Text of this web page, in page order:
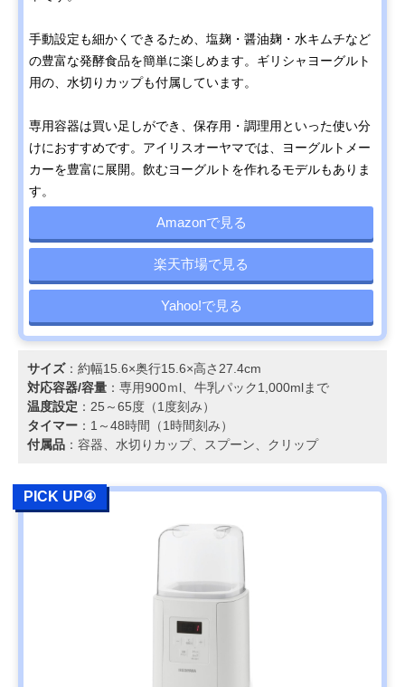
手動設定も細かくできるため、塩麹・醤油麹・水キムチなど
の豊富な発酵食品を簡単に楽しめます。ギリシャヨーグルト
用の、水切りカップも付属しています。
専用容器は買い足しができ、保存用・調理用といった使い分
けにおすすめです。アイリスオーヤマでは、ヨーグルトメー
カーを豊富に展開。飲むヨーグルトを作れるモデルもありま
す。
Amazonで見る
楽天市場で見る
Yahoo!で見る
サイズ：約幅15.6×奥行15.6×高さ27.4cm
対応容器/容量 ：専用900ｍl、牛乳パック1,000mlまで
温度設定 ：25～65度（1度刻み）
タイマー ：1～48時間（1時間刻み）
付属品 ：容器、水切りカップ、スプーン、クリップ
PICK UP④